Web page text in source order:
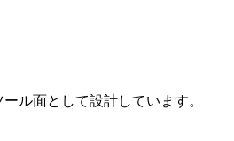
ル面として設計しています。